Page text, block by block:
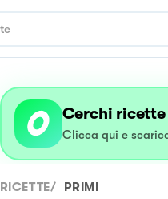
Cerchi
Clicca qui e
RICETTE/ PRIMI